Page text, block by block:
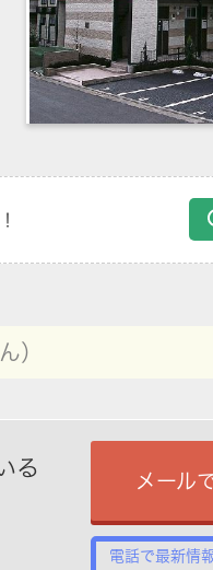
）
る
メール
電話で最新情